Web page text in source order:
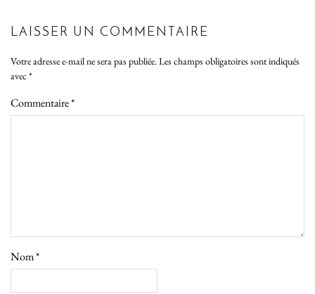
LAISSER UN COMMENTAIRE
Votre adresse e-mail ne sera pas publiée.Les champs obligatoires sont indiqués
avec *
Commentaire*
Nom*